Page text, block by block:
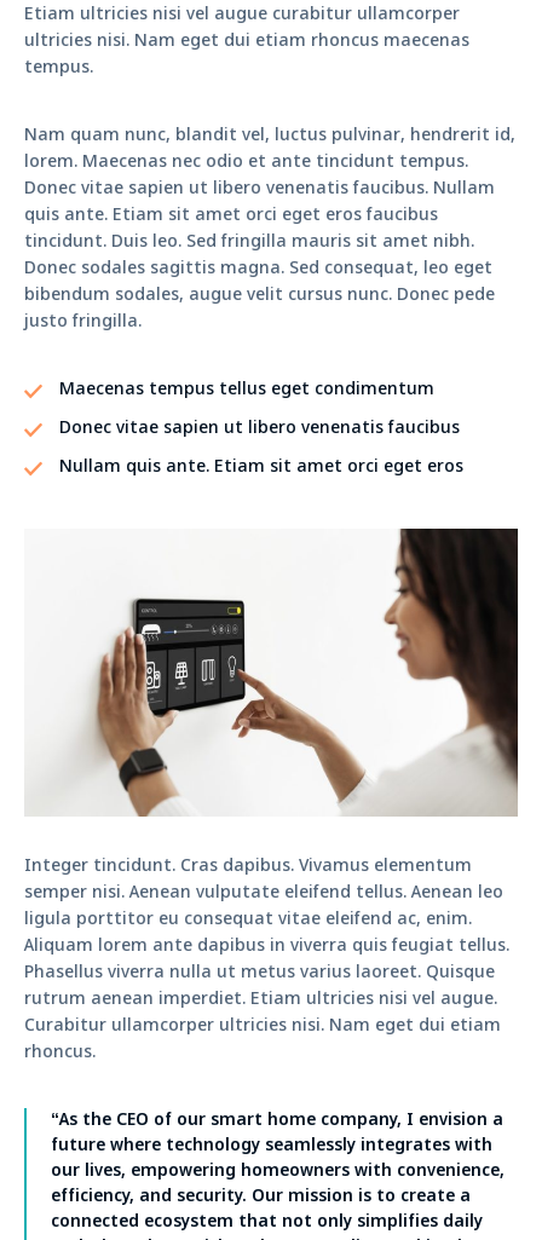
Etiam ultricies nisi vel augue curabitur ullamcorper
ultricies nisi. Nam eget dui etiam rhoncus maecenas
tempus.
Nam quam nunc, blandit vel, luctus pulvinar, hendrerit id,
lorem. Maecenas nec odio et ante tincidunt tempus.
Donec vitae sapien ut libero venenatis faucibus. Nullam
quis ante. Etiam sit amet orci eget eros faucibus
tincidunt. Duis leo. Sed fringilla mauris sit amet nibh.
Donec sodales sagittis magna. Sed consequat, leo eget
bibendum sodales, augue velit cursus nunc. Donec pede
justo fringilla.
Maecenas tempus tellus eget condimentum
Donec vitae sapien ut libero venenatis faucibus
Nullam quis ante. Etiam sit amet orci eget eros
Integer tincidunt. Cras dapibus. Vivamus elementum
semper nisi. Aenean vulputate eleifend tellus. Aenean leo
ligula porttitor eu consequat vitae eleifend ac, enim.
Aliquam lorem ante dapibus in viverra quis feugiat tellus.
Phasellus viverra nulla ut metus varius laoreet. Quisque
rutrum aenean imperdiet. Etiam ultricies nisi vel augue.
Curabitur ullamcorper ultricies nisi. Nam eget dui etiam
rhoncus.
“As the CEO of our smart home company, I envision a
future where technology seamlessly integrates with
our lives, empowering homeowners with convenience,
efficiency, and security. Our mission is to create a
connected ecosystem that not only simplifies daily